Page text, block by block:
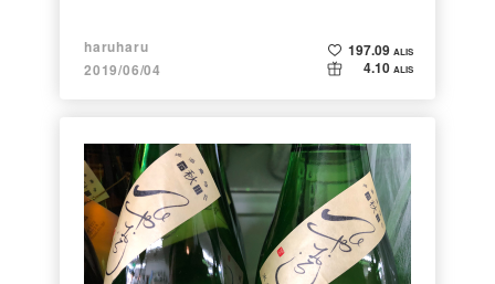
haruharu
2019/06/04
197.09 ALIS
4.10 ALIS